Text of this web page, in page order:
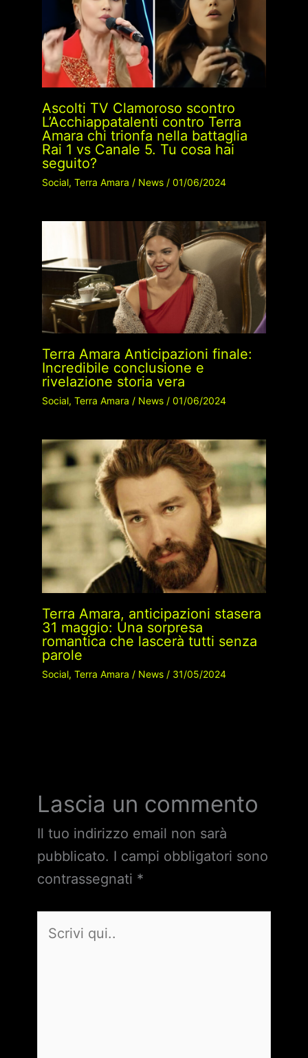
Ascolti TV Clamoroso scontro
L’Acchiappatalenti contro Terra
Amara chi trionfa nella battaglia
Rai 1 vs Canale 5. Tu cosa hai
seguito?
Social, Terra Amara / News/ 01/06/2024
Terra Amara Anticipazioni finale:
Incredibile conclusione e
rivelazione storia vera
Social, Terra Amara / News/ 01/06/2024
Terra Amara, anticipazioni stasera
31 maggio: Una sorpresa
romantica che lascerà tutti senza
parole
Social, Terra Amara / News/ 31/05/2024
Lascia un commento
Il tuo indirizzo email non sarà
pubblicato. I campi obbligatori sono
contrassegnati *
qui..